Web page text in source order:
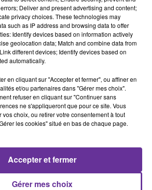
15 sec
4 min 15 sec
écrite
Deliver and present advertising and content;
privacy choices. These technologies may
such as IP address and browsing data to offer
Identify devices based on information actively
geolocation data; Match and combine data from
different devices; Identify devices based on
automatically.
en cliquant sur "Accepter et fermer", ou affiner en
et/ou partenaires dans "Gérer mes choix".
refuser en cliquant sur "Continuer sans
ne s'appliqueront que pour ce site. Vous
vos choix, ou retirer votre consentement à tout
les cookies" situé en bas de chaque page.
Gérer mes choix
Accepter et fermer